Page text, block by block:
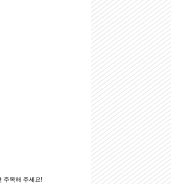
주목해 주세요!